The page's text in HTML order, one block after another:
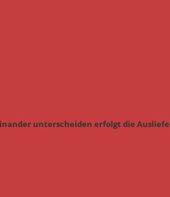
unterscheiden erfolgt die